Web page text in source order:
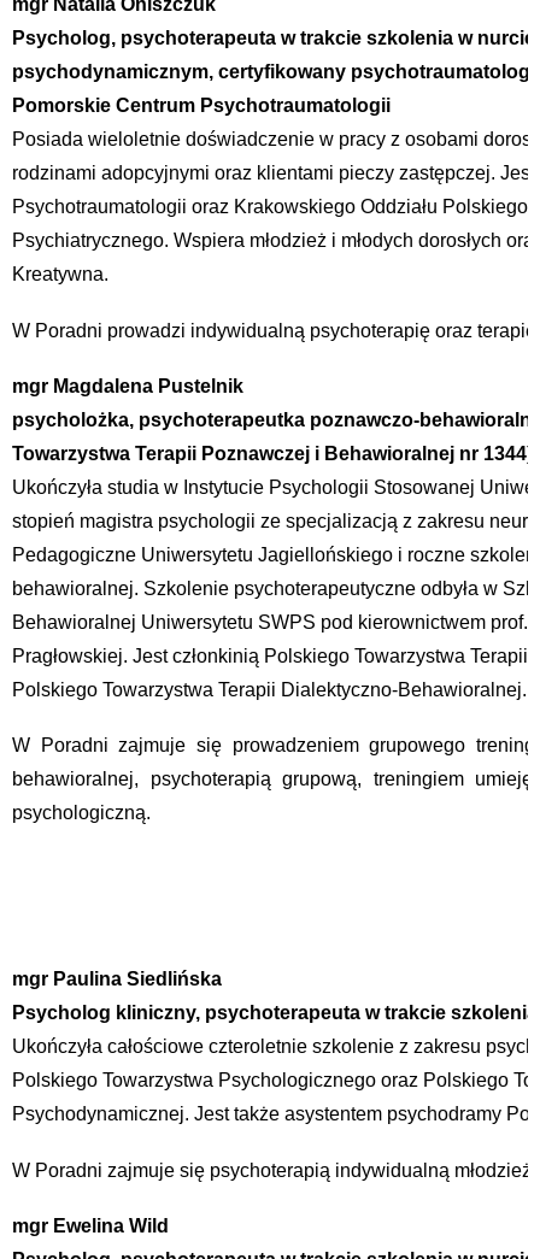
mgr Natalia Oniszczuk
Psycholog, psychoterapeuta w trakcie szkolenia w
psychodynamicznym, certyfikowany
Pomorskie Centrum Psychotraumatologii
Posiada wieloletnie doświadczenie w pracy z osobami
rodzinami adopcyjnymi oraz klientami pieczy zastępczej.
Psychotraumatologii oraz Krakowskiego Oddziału Polskiego
Psychiatrycznego. Wspiera młodzież i młodych dorosłych
Kreatywna.
W Poradni prowadzi indywidualną psychoterapię oraz
mgr Magdalena Pustelnik
psycholożka, psychoterapeutka poznawczo-
Towarzystwa Terapii Poznawczej i Behawioralnej nr 1344)
Ukończyła studia w Instytucie Psychologii Stosowanej
stopień magistra psychologii ze specjalizacją z zakresu
Pedagogiczne Uniwersytetu Jagiellońskiego i roczne
behawioralnej. Szkolenie psychoterapeutyczne odbyła w
Behawioralnej Uniwersytetu SWPS pod kierownictwem prof.
Pragłowskiej. Jest członkinią Polskiego Towarzystwa
Polskiego Towarzystwa Terapii Dialektyczno-Behawioralnej.
W Poradni zajmuje się prowadzeniem grupowego
behawioralnej, psychoterapią grupową, treningiem
psychologiczną.
mgr Paulina Siedlińska
Psycholog kliniczny, psychoterapeuta w trakcie
Ukończyła całościowe czteroletnie szkolenie z zakresu
Polskiego Towarzystwa Psychologicznego oraz Polskiego
Psychodynamicznej. Jest także asystentem psychodramy
W Poradni zajmuje się psychoterapią indywidualną
mgr Ewelina Wild